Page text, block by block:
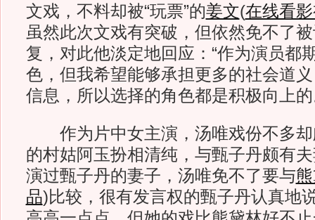
文戏，不料却被“玩票”的姜文(在线看
虽然此次文戏有突破，但依然免不了
复，对此他淡定地回应：“作为演员都
色，但我希望能够承担更多的社会道
信息，所以选择的角色都是积极向上的
作为片中女主演，汤唯戏份不多却
的村姑阿玉扮相清纯，与甄子丹颇有
演过甄子丹的妻子，汤唯免不了要与
品)比较，很有发言权的甄子丹认真地